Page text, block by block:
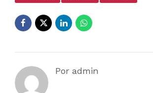
Por admin